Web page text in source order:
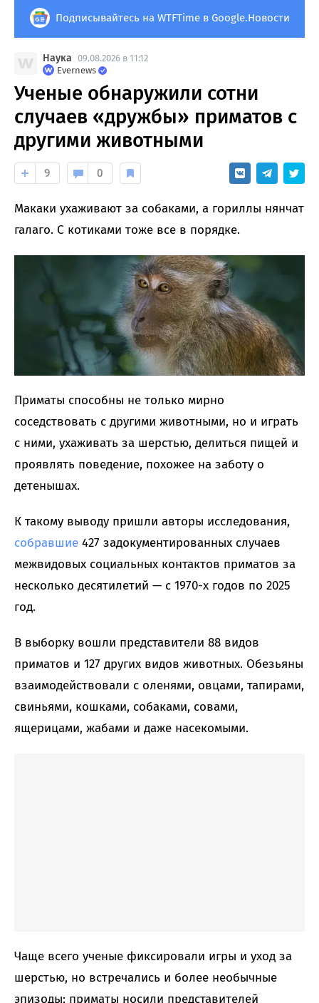
Подписывайтесь на WTFTime в Google.Новости
Наука 09.08.2026 в 11:12
Evernews
Ученые обнаружили сотни
случаев «дружбы» приматов с
другими животными
9 0
Макаки ухаживают за собаками, а гориллы нянчат
галаго. С котиками тоже все в порядке.
Приматы способны не только мирно
соседствовать с другими животными, но и играть
с ними, ухаживать за шерстью, делиться пищей и
проявлять поведение, похожее на заботу о
детенышах.
К такому выводу пришли авторы исследования,
собравшие 427 задокументированных случаев
межвидовых социальных контактов приматов за
несколько десятилетий — с 1970-х годов по 2025
год.
В выборку вошли представители 88 видов
приматов и 127 других видов животных. Обезьяны
взаимодействовали с оленями, овцами, тапирами,
свиньями, кошками, собаками, совами,
ящерицами, жабами и даже насекомыми.
Чаще всего ученые фиксировали игры и уход за
шерстью, но встречались и более необычные
эпизоды: приматы носили представителей